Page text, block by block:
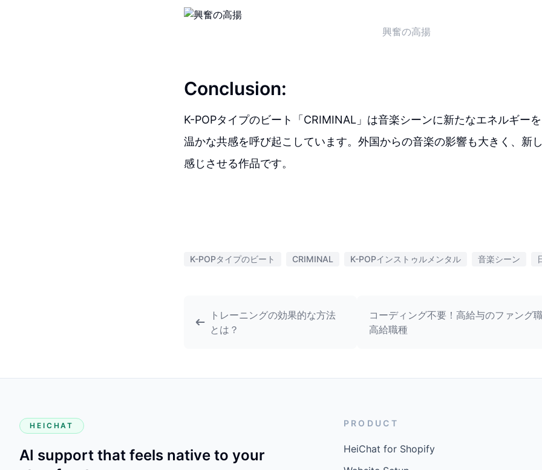
興奮の高揚
Conclusion:
K-POPタイプのビート「CRIMINAL」は音楽シーンに新たなエネルギー
温かな共感を呼び起こしています。外国からの音楽の影響も大きく、新
感じさせる作品です。
K-POPタイプのビート CRIMINAL K-POPインストゥルメンタル 音楽シーン
トレーニングの効果的な方法
とは？
コーディング不要！高給与のファング
高給職種
HEICHAT
AI support that feels native to your
PRODUCT
HeiChat for Shopify